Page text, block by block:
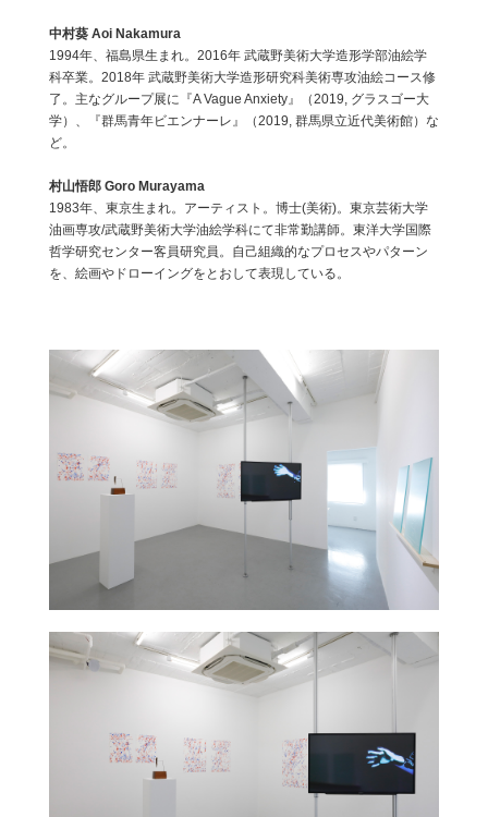
中村葵 Aoi Nakamura
1994年、福島県生まれ。2016年 武蔵野美術大学造形学部油絵学
科卒業。2018年 武蔵野美術大学造形研究科美術専攻油絵コース修
了。主なグループ展に『A Vague Anxiety』（2019, グラスゴー大
学）、『群馬青年ビエンナーレ』（2019, 群馬県立近代美術館）な
ど。
村山悟郎 Goro Murayama
1983年、東京生まれ。アーティスト。博士(美術)。東京芸術大学
油画専攻/武蔵野美術大学油絵学科にて非常勤講師。東洋大学国際
哲学研究センター客員研究員。自己組織的なプロセスやパターン
を、絵画やドローイングをとおして表現している。